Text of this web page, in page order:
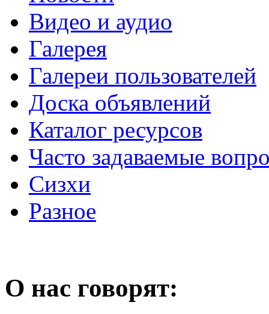
Видео и аудио
Галерея
Галереи пользователей
Доска объявлений
Каталог ресурсов
Часто задаваемые
Сизхи
Разное
О нас говорят: